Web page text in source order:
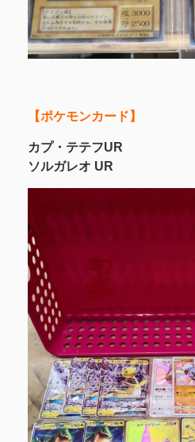
【ポケモンカード】
カプ・テテフUR
ソルガレオ UR